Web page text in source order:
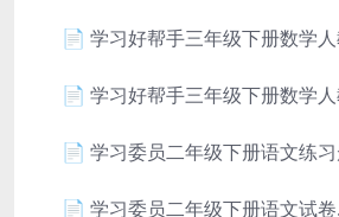
📄 学习好帮手三年级下册数学
📄 学习好帮手三年级下册数学
📄 学习委员二年级下册语文练
📄 学习委员二年级下册语文试